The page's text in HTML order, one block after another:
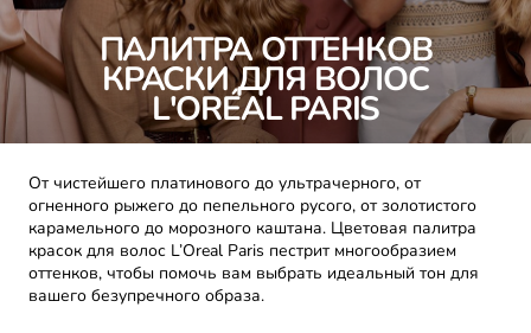
ПАЛИТРА ОТТЕНКОВ
КРАСКИ ДЛЯ ВОЛОС
L'ORÉAL PARIS
От чистейшего платинового до ультрачерного, от
огненного рыжего до пепельного русого, от золотистого
карамельного до морозного каштана. Цветовая палитра
красок для волос L’Oreal Paris пестрит многообразием
оттенков, чтобы помочь вам выбрать идеальный тон для
вашего безупречного образа.